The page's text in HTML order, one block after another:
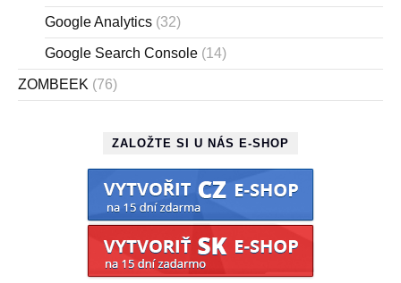
Google Analytics (32)
Google Search Console (14)
ZOMBEEK (76)
ZALOŽTE SI U NÁS E-SHOP